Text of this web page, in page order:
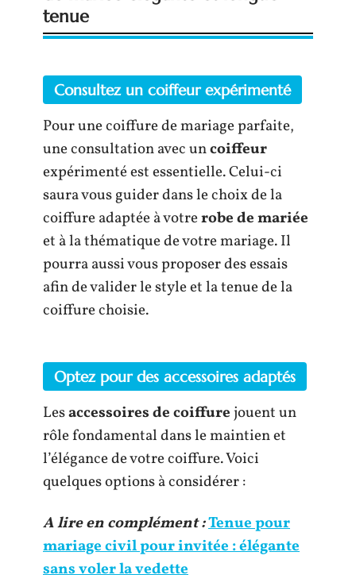
tenue
Consultez un coiffeur expérimenté
Pour une coiffure de mariage parfaite,
une consultation avec uncoiffeur
expérimenté est essentielle. Celui-ci
saura vous guider dans le choix de la
coiffure adaptée à votrerobe de mariée
et à la thématique de votre mariage. Il
pourra aussi vous proposer des essais
afin de valider le style et la tenue de la
coiffure choisie.
Optez pour des accessoires adaptés
Lesaccessoires de coiffurejouent un
rôle fondamental dans le maintien et
l’élégance de votre coiffure. Voici
quelques options à considérer :
A lire en complément :Tenue pour
mariage civil pour invitée : élégante
sans voler la vedette